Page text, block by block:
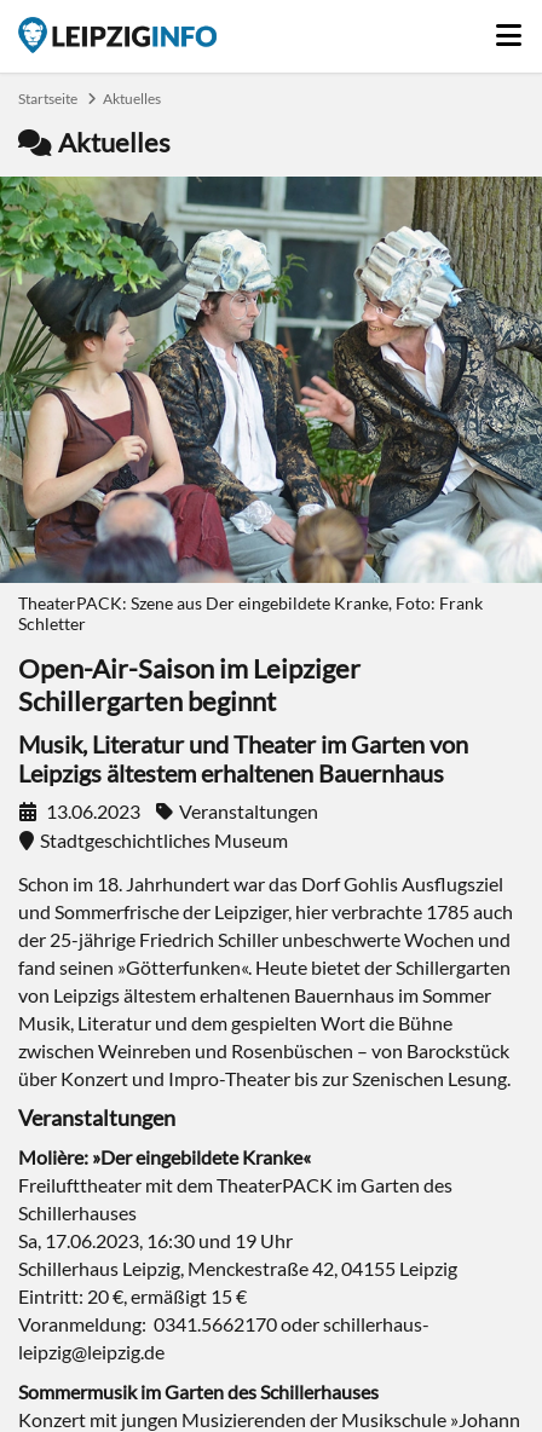
Startseite Aktuelles
Aktuelles
TheaterPACK: Szene aus Der eingebildete Kranke, Foto: Frank
Schletter
Open-Air-Saison im Leipziger
Schillergarten beginnt
Musik, Literatur und Theater im Garten von
Leipzigs ältestem erhaltenen Bauernhaus
13.06.2023
Veranstaltungen
Stadtgeschichtliches Museum
Schon im 18. Jahrhundert war das Dorf Gohlis Ausflugsziel
und Sommerfrische der Leipziger, hier verbrachte 1785 auch
der 25-jährige Friedrich Schiller unbeschwerte Wochen und
fand seinen »Götterfunken«. Heute bietet der Schillergarten
von Leipzigs ältestem erhaltenen Bauernhaus im Sommer
Musik, Literatur und dem gespielten Wort die Bühne
zwischen Weinreben und Rosenbüschen – von Barockstück
über Konzert und Impro-Theater bis zur Szenischen Lesung.
Veranstaltungen
Molière: »Der eingebildete Kranke«
Freilufttheater mit dem TheaterPACK im Garten des
Schillerhauses
Sa, 17.06.2023, 16:30 und 19 Uhr
Schillerhaus Leipzig, Menckestraße 42, 04155 Leipzig
Eintritt: 20 €, ermäßigt 15 €
Voranmeldung: 0341.5662170 oder schillerhaus-
leipzig@leipzig.de
Sommermusik im Garten des Schillerhauses
Konzert mit jungen Musizierenden der Musikschule »Johann